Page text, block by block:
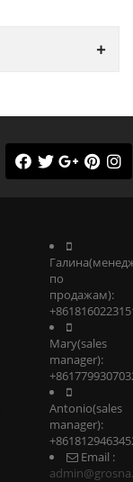
по
продажам):
Mary(sales
manager):
Antonio(sales
manager):
Email :